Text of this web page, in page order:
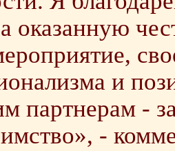
и
партнерам -
-